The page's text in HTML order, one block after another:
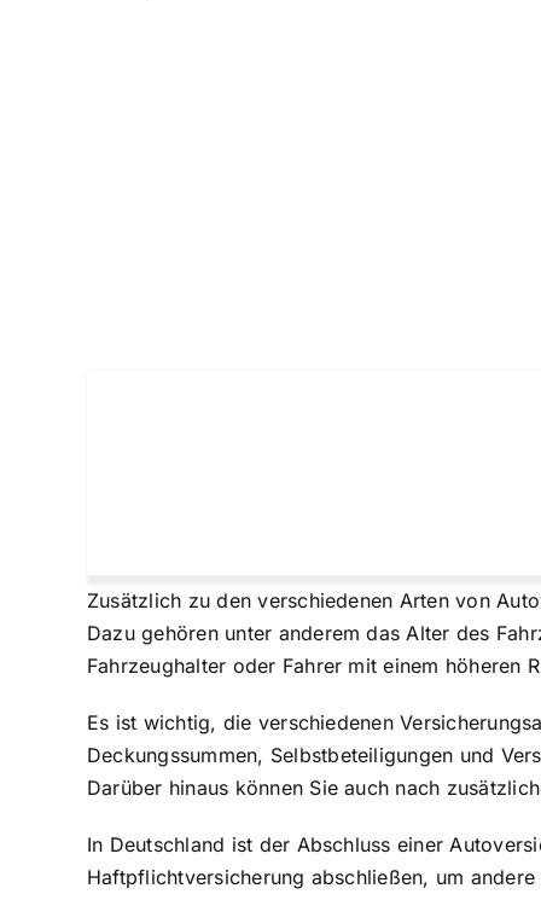
Zusätzlich zu den verschiedenen Arten von
Dazu gehören unter anderem das Alter des
Fahrzeughalter oder Fahrer mit einem höheren
Es ist wichtig, die verschiedenen
Deckungssummen, Selbstbeteiligungen und
Darüber hinaus können Sie auch nach
In Deutschland ist der Abschluss einer
Haftpflichtversicherung abschließen, um